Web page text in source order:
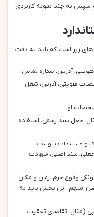
سپس به چند نمونه کاربردی
زیر است که باید به دقت
آدرس، شماره تماس.
هویتی، آدرس، شغل
او.
جعل سند رسمی، استفاده
و مستندات پیوست
سند اصلی، شهادت
وقوع جرم، زمان و مکان
متهم. این بخش باید به
(مثال: تقاضای تعقیب